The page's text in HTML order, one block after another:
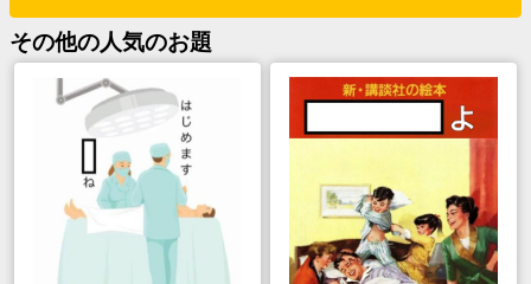
その他の人気のお題